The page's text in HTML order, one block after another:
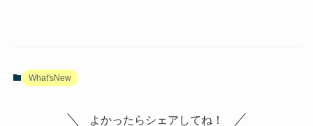
What'sNew
よかったらシェアしてね！